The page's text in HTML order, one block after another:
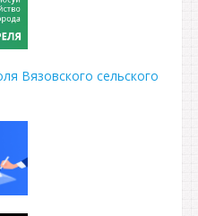
Вязовского сельского